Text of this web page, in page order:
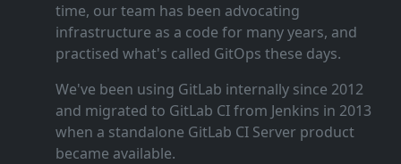
time, our team has been advocating
infrastructure as a code for many years, and
practised what's called GitOps these days.
We've been using GitLab internally since 2012
and migrated to GitLab CI from Jenkins in 2013
when a standalone GitLab CI Server product
became available.